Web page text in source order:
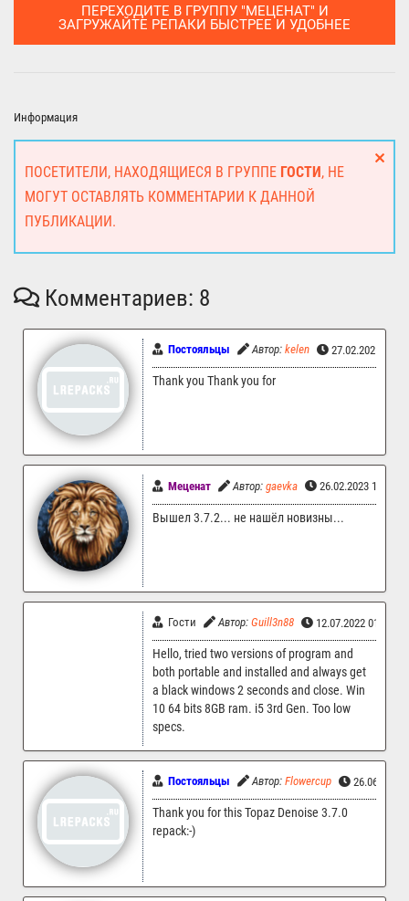
ПЕРЕХОДИТЕ В ГРУППУ "МЕЦЕНАТ" И
ЗАГРУЖАЙТЕ РЕПАКИ БЫСТРЕЕ И УДОБНЕЕ
Информация
ПОСЕТИТЕЛИ, НАХОДЯЩИЕСЯ В ГРУППЕ ГОСТИ, НЕ
МОГУТ ОСТАВЛЯТЬ КОММЕНТАРИИ К ДАННОЙ
ПУБЛИКАЦИИ.
Комментариев: 8
Постояльцы Автор: kelen 27.02.2025
Thank you Thank you for
Меценат Автор: gaevka 26.02.2023 18:15
Вышел 3.7.2... не нашёл новизны...
Гости Автор: Guill3n88 12.07.2022 01:00
Hello, tried two versions of program and
both portable and installed and always get
a black windows 2 seconds and close. Win
10 64 bits 8GB ram. i5 3rd Gen. Too low
specs.
Постояльцы Автор: Flowercup 26.06.2022
Thank you for this Topaz Denoise 3.7.0
repack:-)